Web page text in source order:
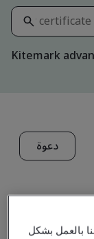
Kitemark
دعوة
بالعمل بشكل